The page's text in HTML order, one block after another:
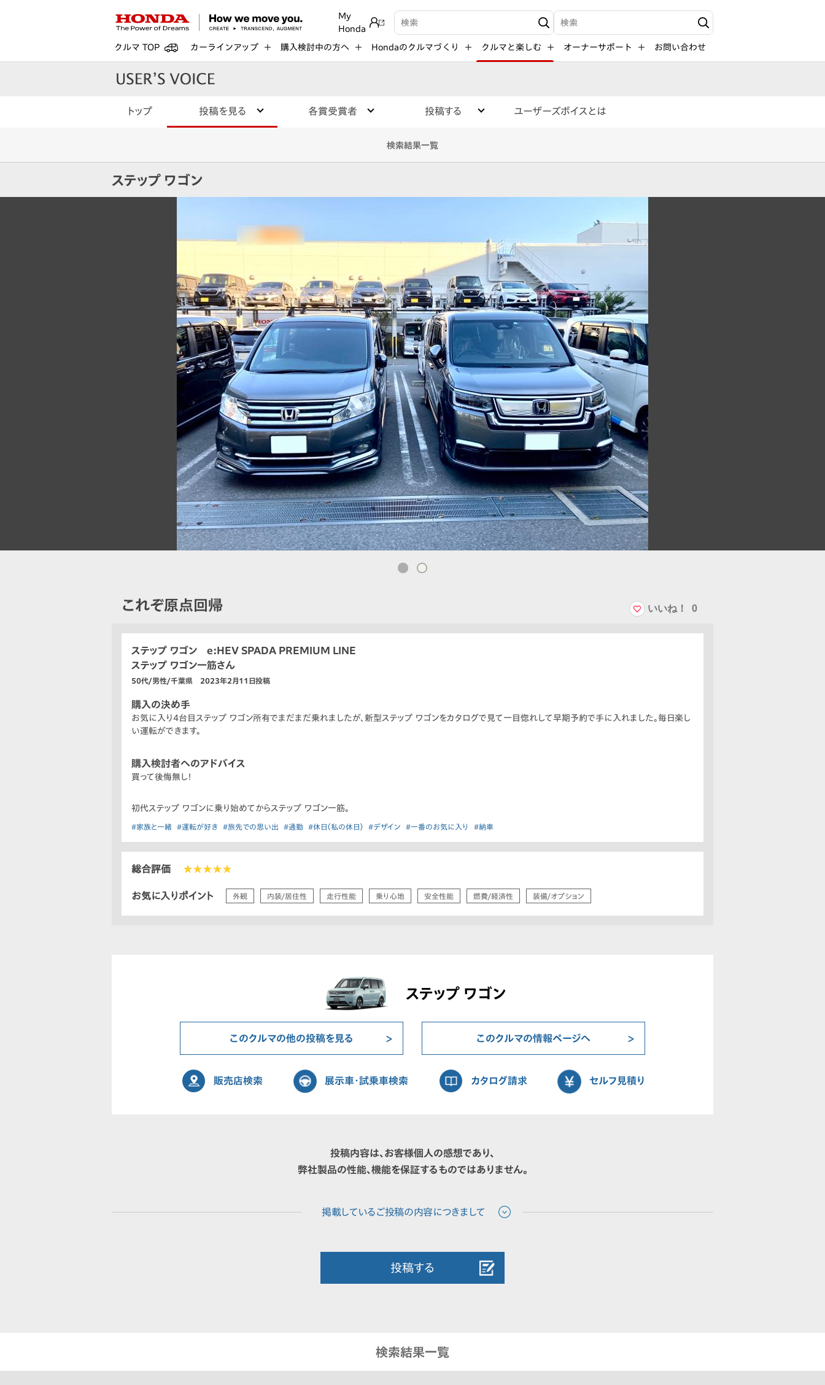
My
Honda
検索キーワード入力 検索キーワード入力
クルマ TOP カーラインアップ 購入検討中の方へ Hondaのクルマづくり クルマと楽しむ オーナーサポート お問い合わせ
トップ 投稿を見る 各賞受賞者 投稿する ユーザーズボイスとは
検索結果一覧
ステップ ワゴン
これぞ原点回帰 いいね！ 0
ステップ ワゴン e:HEV SPADA PREMIUM LINE
ステップ ワゴン一筋さん
50代/男性/千葉県 2023年2月11日投稿
購入の決め手
お気に入り4台目ステップ ワゴン所有でまだまだ乗れましたが、新型ステップ ワゴンをカタログで見て一目惚れして早期予約で手に入れました。毎日楽し
い運転ができます。
購入検討者へのアドバイス
買って後悔無し！
初代ステップ ワゴンに乗り始めてからステップ ワゴン一筋。
#家族と一緒 #運転が好き #旅先での思い出 #通勤 #休日（私の休日） #デザイン #一番のお気に入り #納車
総合評価 ★★★★★
お気に入りポイント 外観 内装/居住性 走行性能 乗り心地 安全性能 燃費/経済性 装備/オプション
ステップ ワゴン
このクルマの他の投稿を見る このクルマの情報ページへ
販売店検索 展示車・試乗車検索 カタログ請求 セルフ見積り
投稿内容は、お客様個人の感想であり、
弊社製品の性能、機能を保証するものではありません。
投稿する
検索結果一覧